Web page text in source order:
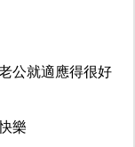
公就適應得很好
樂